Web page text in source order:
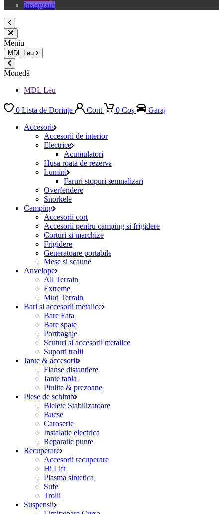
Instagram
Meniu
MDL Leu
Monedă
MDL Leu
0 Lista de Dorințe Cont 0 Coș
Garaj
Accesorii
Accesorii de interior
Electrice
Acumulatori
Husa roata de rezerva
Lumini
Faruri stopuri semnalizari
Overfendere
Snorkele
Camping
Accesorii cort
Accesorii pentru camping si frigidere
Corturi si marchize
Frigidere
Generatoare portabile
Mese si scaune
Anvelope
All Terrain
Extreme
Mud Terrain
Bari si accesorii metalice
Bare Fata
Bare spate
Portbagaje
Scuturi si accesorii metalice
Suporti trolii
Jante & accesorii
Flanse distantiere
Jante tabla
Piulite & prezoane
Piese de schimb
Bielete Stabilizatoare
Bucse
Caroserie
Instalatie electrica
Reparatie punte
Recuperare
Accesorii recuperare
Hi Lift
Plasma sintetica
Sufe
Trolii
Suspensii